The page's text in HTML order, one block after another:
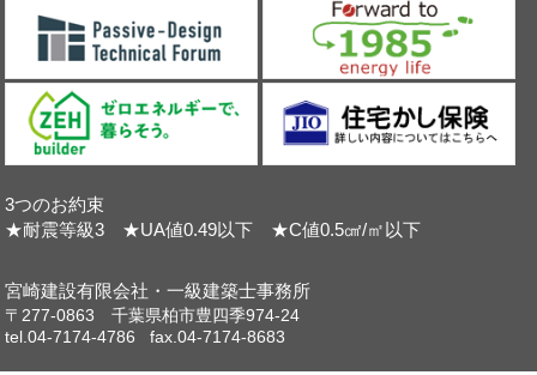
3つのお約束
★耐震等級3 ★UA値0.49以下 ★C値0.5㎠/㎡以下
宮崎建設有限会社・一級建築士事務所
〒277-0863 千葉県柏市豊四季974-24
tel.04-7174-4786 fax.04-7174-8683